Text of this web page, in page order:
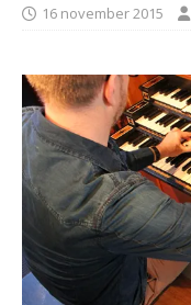
16 november 2015